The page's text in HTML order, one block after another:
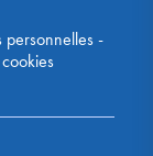
personnelles-